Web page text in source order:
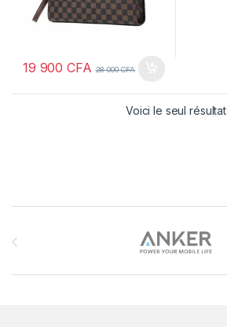
19 900CFA 28 000CFA
Voici le seul résultat